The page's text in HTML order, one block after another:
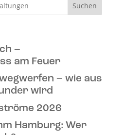
Suchen
–
am Feuer
– wie aus
wird
2026
Hamburg: Wer